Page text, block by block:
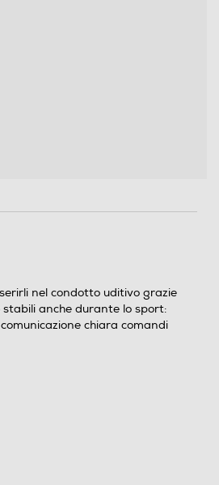
nel condotto uditivo grazie
stabili anche durante lo sport:
chiara comandi